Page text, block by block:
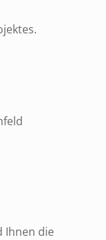
Ihnen die